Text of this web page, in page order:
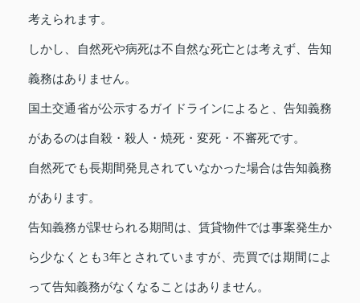
考えられます。
しかし、自然死や病死は不自然な死亡とは考えず、告知
義務はありません。
国土交通省が公示するガイドラインによると、告知義務
があるのは自殺・殺人・焼死・変死・不審死です。
自然死でも長期間発見されていなかった場合は告知義務
があります。
告知義務が課せられる期間は、賃貸物件では事案発生か
ら少なくとも3年とされていますが、売買では期間によ
って告知義務がなくなることはありません。